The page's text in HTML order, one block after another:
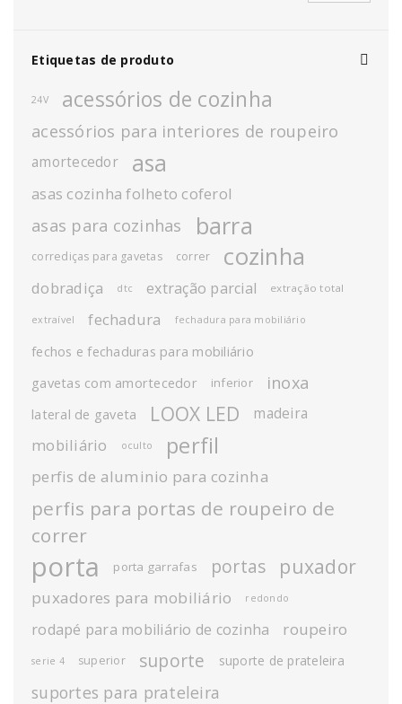
Etiquetas de produto
24V acessórios de cozinha
acessórios para interiores de roupeiro
amortecedor asa
asas cozinha folheto coferol
asas para cozinhas barra
corrediças para gavetas correr cozinha
dobradiça dtc extração parcial extração total
extraível fechadura fechadura para mobiliário
fechos e fechaduras para mobiliário
gavetas com amortecedor
inferior inoxa
lateral de gaveta LOOX LED madeira
mobiliário oculto perfil
perfis de aluminio para cozinha
perfis para portas de roupeiro de
correr
porta porta garrafas portas puxador
puxadores para mobiliário redondo
rodapé para mobiliário de cozinha roupeiro
serie 4 superior suporte suporte de prateleira
suportes para prateleira